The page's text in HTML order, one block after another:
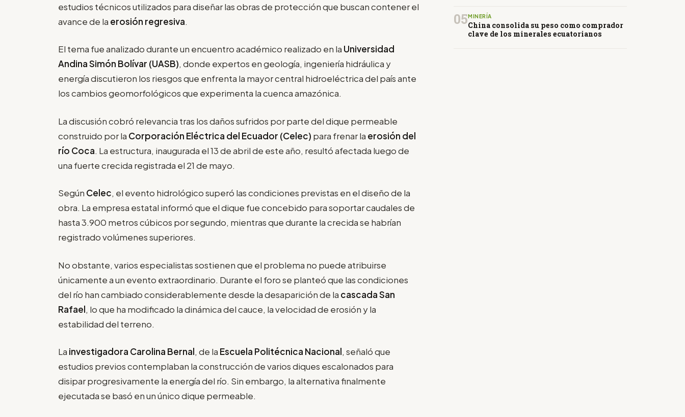
estudios técnicos utilizados para diseñar las obras de protección que buscan contener el
avance de la erosión regresiva.
El tema fue analizado durante un encuentro académico realizado en la Universidad
Andina Simón Bolívar (UASB), donde expertos en geología, ingeniería hidráulica y
energía discutieron los riesgos que enfrenta la mayor central hidroeléctrica del país ante
los cambios geomorfológicos que experimenta la cuenca amazónica.
La discusión cobró relevancia tras los daños sufridos por parte del dique permeable
construido por la Corporación Eléctrica del Ecuador (Celec) para frenar la erosión del
río Coca. La estructura, inaugurada el 13 de abril de este año, resultó afectada luego de
una fuerte crecida registrada el 21 de mayo.
Según Celec, el evento hidrológico superó las condiciones previstas en el diseño de la
obra. La empresa estatal informó que el dique fue concebido para soportar caudales de
hasta 3.900 metros cúbicos por segundo, mientras que durante la crecida se habrían
registrado volúmenes superiores.
No obstante, varios especialistas sostienen que el problema no puede atribuirse
únicamente a un evento extraordinario. Durante el foro se planteó que las condiciones
del río han cambiado considerablemente desde la desaparición de la cascada San
Rafael, lo que ha modificado la dinámica del cauce, la velocidad de erosión y la
estabilidad del terreno.
La investigadora Carolina Bernal, de la Escuela Politécnica Nacional, señaló que
estudios previos contemplaban la construcción de varios diques escalonados para
disipar progresivamente la energía del río. Sin embargo, la alternativa finalmente
ejecutada se basó en un único dique permeable.
05 MINERÍA
China consolida su peso como comprador
clave de los minerales ecuatorianos